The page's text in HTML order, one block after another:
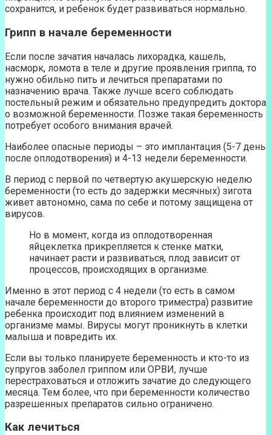
сохранится, и ребенок будет развиваться нормально.
Грипп в начале беременности
Если после зачатия началась лихорадка, кашель,
насморк, ломота в теле и другие проявления гриппа, то
нужно обильно пить и лечиться препаратами по
назначению врача. Также лучше всего соблюдать
постельный режим и обязательно предупредить доктора
о возможной беременности. Позже такая беременность
потребует особого внимания врачей.
Наиболее опасные периоды – это имплантация (5-7 день
после оплодотворения) и 4-13 недели беременности.
В период с первой по четвертую акушерскую неделю
беременности (то есть до задержки месячных) зигота
живет автономно, сама по себе и потому защищена от
вирусов.
Но в момент, когда из оплодотворенная
яйцеклетка прикрепляется к стенке матки,
начинает расти и развиваться, плод зависит от
процессов, происходящих в организме.
Именно в этот период с 4 недели (то есть в самом
начале беременности до второго триместра) развитие
ребенка происходит под влиянием изменений в
организме мамы. Вирусы могут проникнуть в клетки
малыша и повредить их.
Если вы только планируете беременность и кто-то из
супругов заболел гриппом или ОРВИ, лучше
перестраховаться и отложить зачатие до следующего
месяца. Тем более, что при беременности количество
разрешенных препаратов сильно ограничено.
Как лечиться